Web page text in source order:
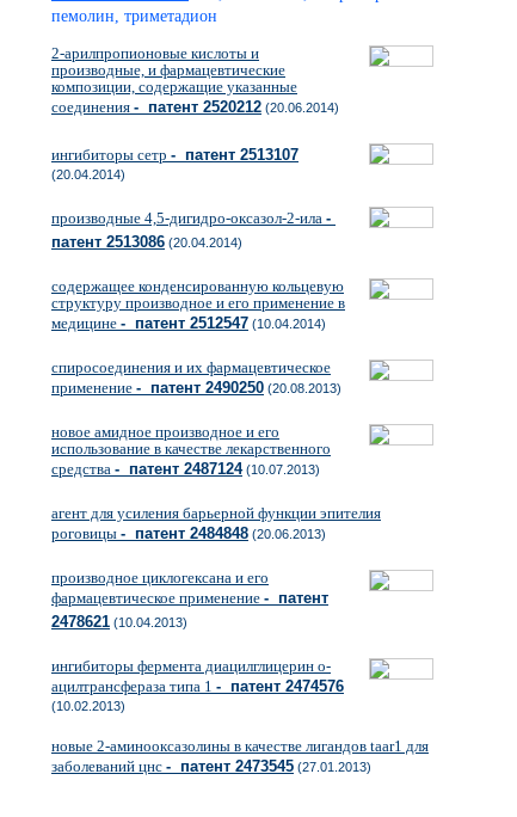
пемолин, триметадион
2-арилпропионовые кислоты и
производные, и фармацевтические
композиции, содержащие указанные
соединения - патент 2520212 (20.06.2014)
ингибиторы сетр - патент 2513107
(20.04.2014)
производные 4,5-дигидро-оксазол-2-ила -
патент 2513086 (20.04.2014)
содержащее конденсированную кольцевую
структуру производное и его применение в
медицине - патент 2512547 (10.04.2014)
спиросоединения и их фармацевтическое
применение - патент 2490250 (20.08.2013)
новое амидное производное и его
использование в качестве лекарственного
средства - патент 2487124(10.07.2013)
агент для усиления барьерной функции эпителия
роговицы - патент 2484848 (20.06.2013)
производное циклогексана и его
фармацевтическое применение - патент
2478621 (10.04.2013)
ингибиторы фермента диацилглицерин о-
ацилтрансфераза типа 1 - патент 2474576
(10.02.2013)
новые 2-аминооксазолины в качестве лигандов taar1 для
заболеваний цнс - патент 2473545 (27.01.2013)